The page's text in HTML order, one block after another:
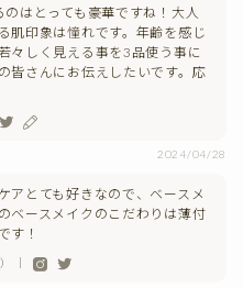
はとっても豪華ですね！大人
肌印象は憧れです。年齢を感じ
々しく見える事を3品使う事に
皆さんにお伝えしたいです。応
2024/04/28
アとても好きなので、ベースメ
ベースメイクのこだわりは薄付
す！
｜